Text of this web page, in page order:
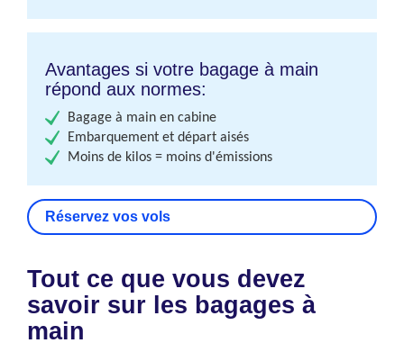
Avantages si votre bagage à main
répond aux normes:
Bagage à main en cabine
Embarquement et départ aisés
Moins de kilos = moins d'émissions
Réservez vos vols
Tout ce que vous devez
savoir sur les bagages à
main